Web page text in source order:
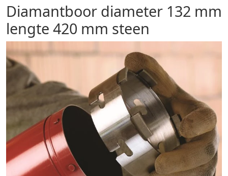
Diamantboor diameter 132 mm
lengte 420 mm steen